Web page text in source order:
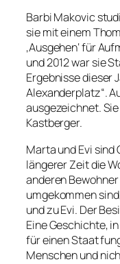
Barbi Makovic
sie mit einem
‚Ausgehen‘ für
und 2012 war sie
Ergebnisse dieser
Alexanderplatz“.
ausgezeichnet.
Kastberger.
Marta und Evi
längerer Zeit die
anderen
umgekommen
und zu Evi. Der
Eine Geschichte,
für einen Staat
Menschen und